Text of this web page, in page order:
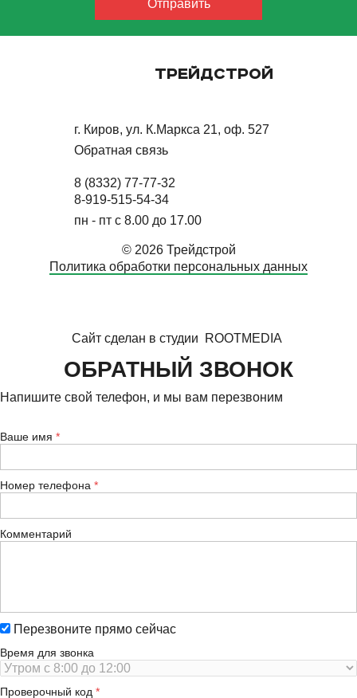
ТРЕЙДСТРОЙ
г. Киров, ул. К.Маркса 21, оф. 527
Обратная связь
8 (8332) 77-77-32
8-919-515-54-34
пн - пт с 8.00 до 17.00
© 2026 Трейдстрой
Политика обработки персональных данных
Сайт сделан в студии ROOTMEDIA
ОБРАТНЫЙ ЗВОНОК
Напишите свой телефон, и мы вам перезвоним
Ваше имя
Номер телефона
Комментарий
Перезвоните прямо сейчас
Время для звонка
Проверочный код